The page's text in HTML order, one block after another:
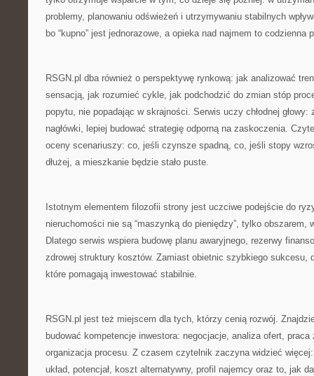
problemy, planowaniu odświeżeń i utrzymywaniu stabilnych
bo “kupno” jest jednorazowe, a opieka nad najmem to codzienna
RSGN.pl dba również o perspektywę rynkową: jak analizować
sensacją, jak rozumieć cykle, jak podchodzić do zmian stóp
popytu, nie popadając w skrajności. Serwis uczy chłodnej głowy:
nagłówki, lepiej budować strategię odporną na zaskoczenia.
oceny scenariuszy: co, jeśli czynsze spadną, co, jeśli stopy
dłużej, a mieszkanie będzie stało puste.
Istotnym elementem filozofii strony jest uczciwe podejście do
nieruchomości nie są “maszynką do pieniędzy”, tylko obszarem,
Dlatego serwis wspiera budowę planu awaryjnego, rezerwy
zdrowej struktury kosztów. Zamiast obietnic szybkiego sukcesu,
które pomagają inwestować stabilnie.
RSGN.pl jest też miejscem dla tych, którzy cenią rozwój.
budować kompetencje inwestora: negocjacje, analiza ofert,
organizacja procesu. Z czasem czytelnik zaczyna widzieć
układ, potencjał, koszt alternatywny, profil najemcy oraz to, jak